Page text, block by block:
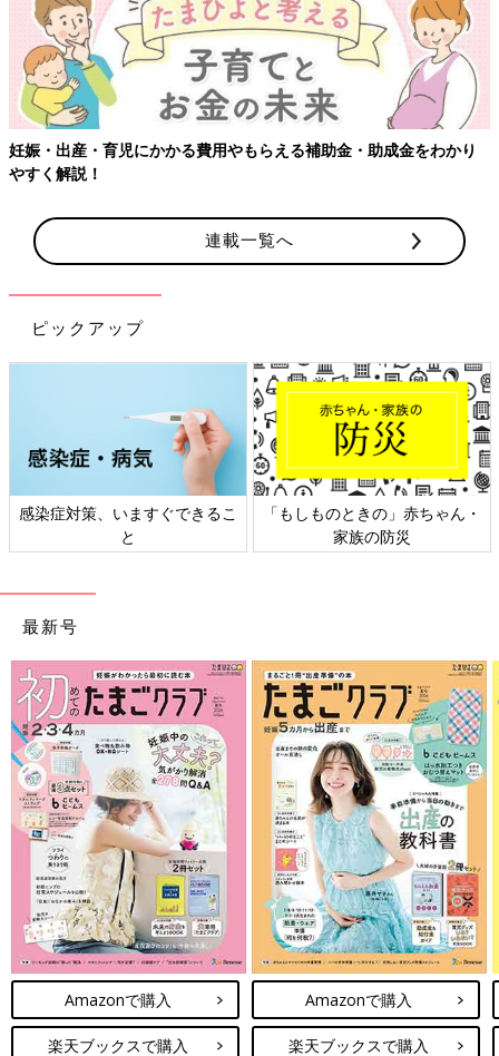
妊娠・出産・育児にかかる費用やもらえる補助金・助成金をわかり
やすく解説！
連載一覧へ
ピックアップ
感染症対策、いますぐできるこ
と
「もしものときの」赤ちゃん・
家族の防災
最新号
Amazonで購入
楽天ブックスで購入
Amazonで購入
楽天ブックスで購入